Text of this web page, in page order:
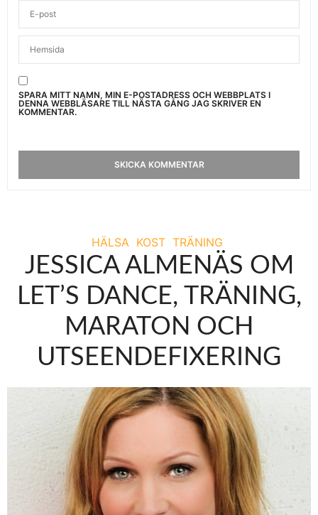
SPARA MITT NAMN, MIN E-POSTADRESS OCH WEBBPLATS I
DENNA WEBBLÄSARE TILL NÄSTA GÅNG JAG SKRIVER EN
KOMMENTAR.
HÄLSA KOST TRÄNING
JESSICA ALMENÄS OM
LET’S DANCE, TRÄNING,
MARATON OCH
UTSEENDEFIXERING